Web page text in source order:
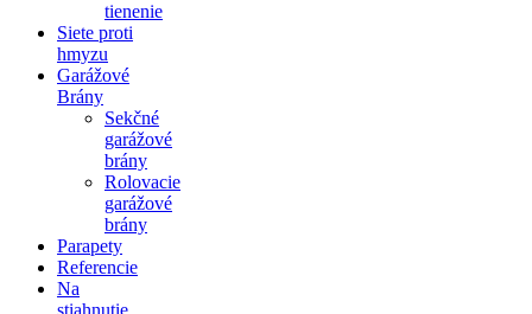
tienenie
Siete proti
hmyzu
Garážové
Brány
Sekčné
garážové
brány
Rolovacie
garážové
brány
Parapety
Referencie
Na
stiahnutie